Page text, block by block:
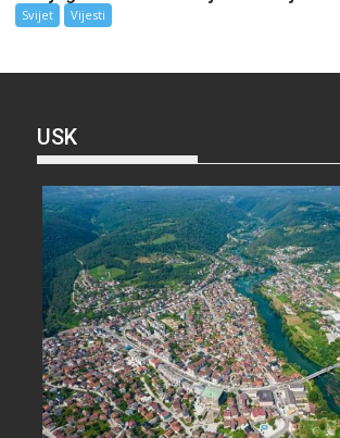
Svijet Vijesti
USK